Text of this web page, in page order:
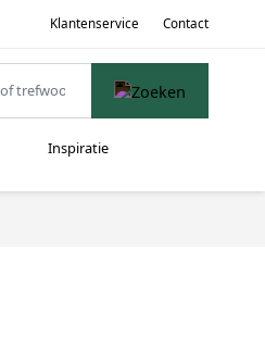
Klantenservice Contact
Inspiratie